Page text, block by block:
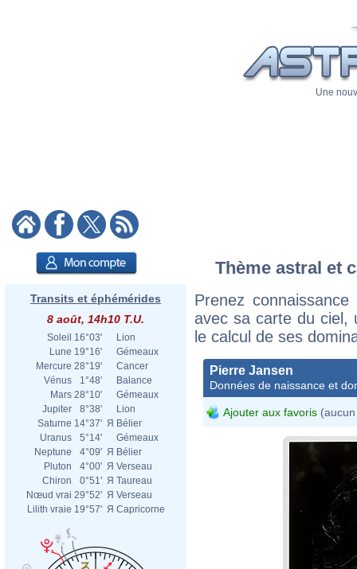
Une
Transits et éphémérides
8 août, 14h10 T.U.
Soleil 16°03'
Lion
Lune 19°16'
Gémeaux
Mercure 28°19'
Cancer
Vénus
1°48'
Balance
Mars 28°10'
Gémeaux
Jupiter
8°38'
Lion
Saturne 14°37' Я Bélier
Uranus
5°14'
Gémeaux
Neptune
4°09' Я Bélier
Pluton
4°00' Я Verseau
Chiron
0°51' Я Taureau
Nœud vrai 29°52' Я Verseau
Lilith vraie 19°57' Я Capricorne
Thème astral et
Prenez
avec sa carte du ciel,
le calcul de ses
Pierre Jansen
Données de naissance et
Ajouter aux favoris